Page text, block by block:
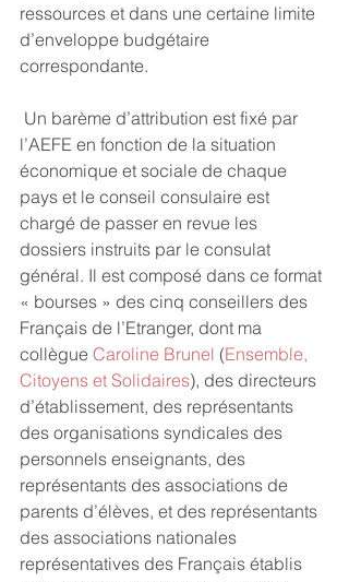
ressources et dans une certaine limite
d’enveloppe budgétaire
correspondante.
l’AEFE en fonction de la situation
économique et sociale de chaque
pays et le conseil consulaire est
chargé de passer en revue les
dossiers instruits par le consulat
général. Il est composé dans ce format
« bourses » des cinq conseillers des
Français de l’Etranger, dont ma
collègue Caroline Brunel (Ensemble,
Citoyens et Solidaires), des directeurs
d’établissement, des représentants
des organisations syndicales des
personnels enseignants, des
représentants des associations de
parents d’élèves, et des représentants
des associations nationales
représentatives des Français établis